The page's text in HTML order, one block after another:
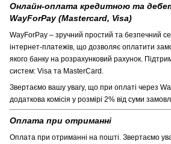
Онлайн-оплата кредитною та
WayForPay (Mastercard, Visa)
WayForPay – зручний простий та безпечний
інтернет-платежів, що дозволяє оплатити
якого банку на розрахунковий рахунок.
систем: Visa та MasterCard.
Звертаємо вашу увагу, що при оплаті через
додаткова комісія у розмірі 2% від суми
Оплата при отриманні
Оплата при отриманні на пошті. Звертаємо